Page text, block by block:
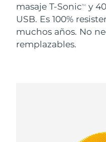
masaje T-SonicTM
y
USB. Es 100%
muchos años. No
remplazables.